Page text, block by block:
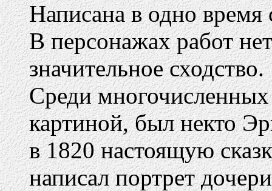
Написана в одно
В персонажах работ
значительное сходство.
Среди
картиной, был некто
в 1820 настоящую
написал портрет